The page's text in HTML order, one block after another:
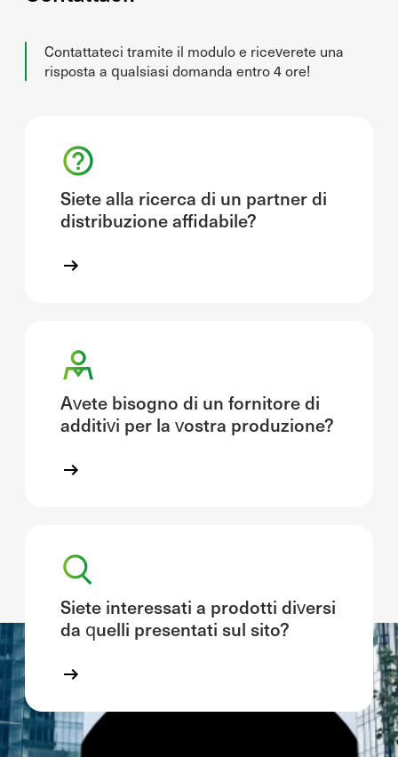
Contattateci tramite il modulo e riceverete una
risposta a qualsiasi domanda entro 4 ore!
Siete alla ricerca di un partner di
distribuzione affidabile?
Avete bisogno di un fornitore di
additivi per la vostra produzione?
Siete interessati a prodotti diversi
da quelli presentati sul sito?